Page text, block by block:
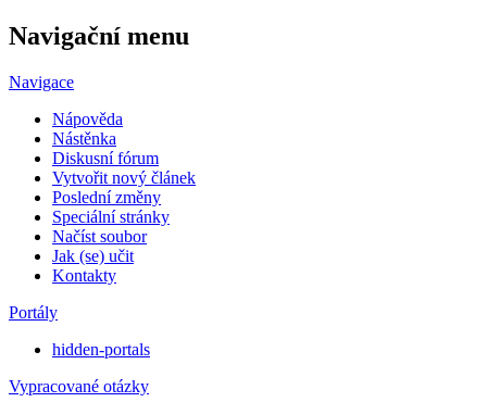
Navigační menu
Navigace
Nápověda
Nástěnka
Diskusní fórum
Vytvořit nový článek
Poslední změny
Speciální stránky
Načíst soubor
Jak (se) učit
Kontakty
Portály
hidden-portals
Vypracované otázky